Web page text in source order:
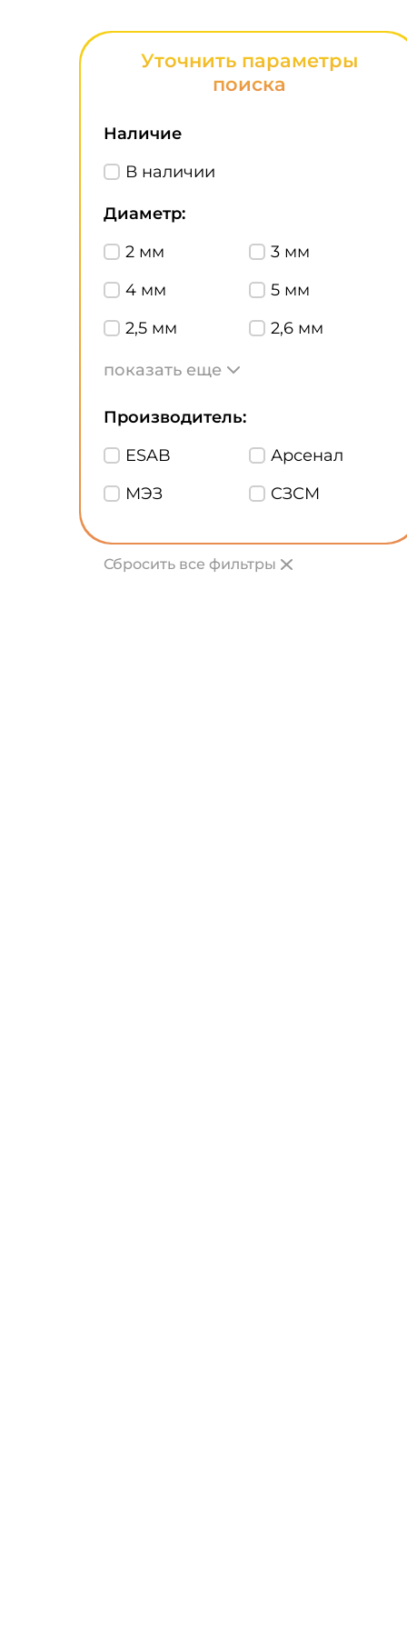
Уточнить параметры
поиска
Наличие
В наличии
Диаметр:
2 мм
3 мм
4 мм
5 мм
2,5 мм
2,6 мм
показать еще
Производитель:
ESAB
Арсенал
МЭЗ
CЗСМ
Сбросить все фильтры